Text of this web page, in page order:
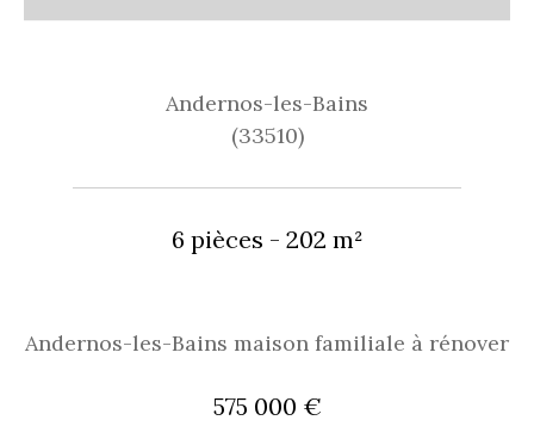
Andernos-les-Bains
(33510)
6 pièces - 202 m²
Andernos-les-Bains maison familiale à rénover
575 000 €